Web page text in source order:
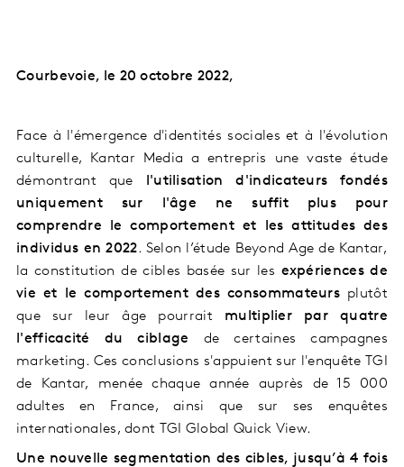
Courbevoie, le 20 octobre 2022,
Face à l'émergence d'identités sociales et à l'évolution
culturelle, Kantar Media a entrepris une vaste étude
démontrant que
l'utilisation d'indicateurs fondés
uniquement sur l'âge ne suffit plus pour
comprendre le comportement et les attitudes des
individus en 2022. Selon l’étude Beyond Age de Kantar,
la constitution de cibles basée sur les expériences de
vie et le comportement des consommateurs plutôt
que sur leur âge pourrait multiplier par quatre
l'efficacité du ciblage de certaines campagnes
marketing. Ces conclusions s'appuient sur l'enquête TGI
de Kantar, menée chaque année auprès de 15 000
adultes en France, ainsi que sur ses enquêtes
internationales, dont TGI Global Quick View.
Une nouvelle segmentation des cibles, jusqu’à 4 fois